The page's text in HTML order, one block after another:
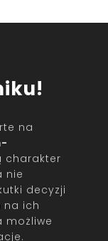
na
charakter
nie
decyzji
na ich
możliwe